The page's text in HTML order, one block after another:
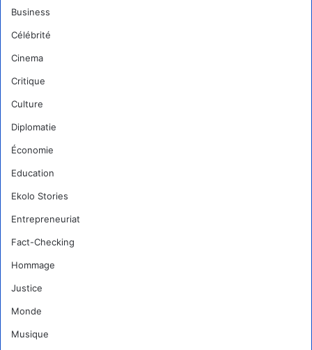
Business
Célébrité
Cinema
Critique
Culture
Diplomatie
Économie
Education
Ekolo Stories
Entrepreneuriat
Fact-Checking
Hommage
Justice
Monde
Musique